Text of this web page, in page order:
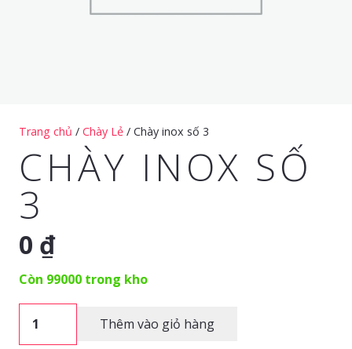
Trang chủ / Chày Lẻ / Chày inox số 3
CHÀY INOX SỐ
3
0 ₫
Còn 99000 trong kho
Thêm vào giỏ hàng